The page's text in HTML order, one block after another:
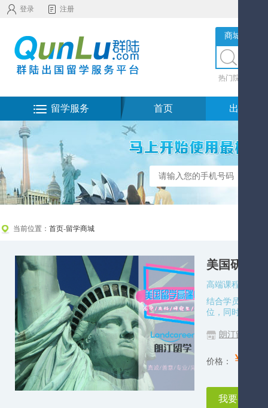
登录 注册
商城服务
热门院校
留学服务 首页 出国留学
当前位置： 首页-留学商城
美国研究
高端课程化留学
结合学员的职业
位，同时为学员
朗汀留学
价格： ￥
我要申请